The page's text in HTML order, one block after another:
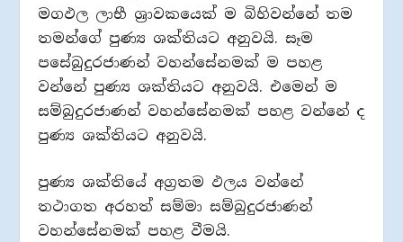
මගඵල ලාභී ශ‍්‍රාවකයෙක් ම බිහිවන්නේ තම
තමන්ගේ පුණ්‍ය ශක්තියට අනුවයි. සෑම
පසේබුදුරජාණන් වහන්සේනමක් ම පහළ
වන්නේ පුණ්‍ය ශක්තියට අනුවයි. එමෙන් ම
සම්බුදුරජාණන් වහන්සේනමක් පහළ වන්නේ ද
පුණ්‍ය ශක්තියට අනුවයි.
පුණ්‍ය ශක්තියේ අග‍්‍රතම ඵලය වන්නේ
තථාගත අරහත් සම්මා සම්බුදුරජාණන්
වහන්සේනමක් පහළ වීමයි.